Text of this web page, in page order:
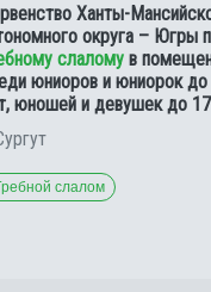
Ханты-
округа – Югры
слалому в
юниоров и юниорок
юношей и девушек до
слалом